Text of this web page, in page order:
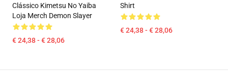
Clássico Kimetsu No Yaiba
Loja Merch Demon Slayer
€ 24,38 - € 28,06
Shirt
€ 24,38 - € 28,06